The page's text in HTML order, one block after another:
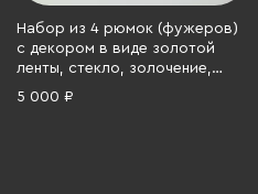
Набор из 4 рюмок (фужеров)
с декором в виде золотой
ленты, стекло, золочение,
Европа, 1960-1970 гг.
5 000 ₽